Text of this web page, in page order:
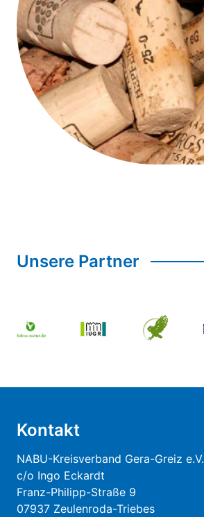
Unsere Partner
Kontakt
NABU-Kreisverband Gera-Greiz e.V.
c/o Ingo Eckardt
Franz-Philipp-Straße 9
07937 Zeulenroda-Triebes